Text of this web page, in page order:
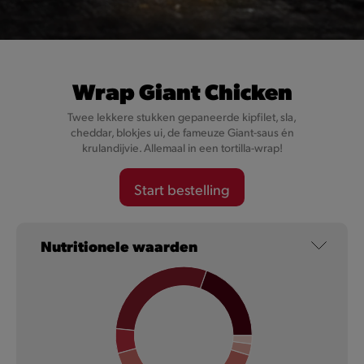
Wrap Giant Chicken
Twee lekkere stukken gepaneerde kipfilet, sla,
cheddar, blokjes ui, de fameuze Giant-saus én
krulandijvie. Allemaal in een tortilla-wrap!
Start bestelling
Nutritionele waarden